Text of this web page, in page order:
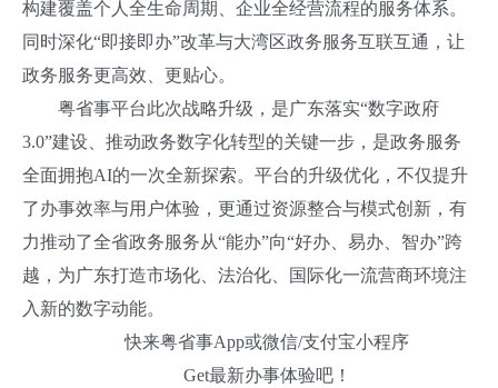
构建覆盖个人全生命周期、企业全经营流程的服务体系。
同时深化“即接即办”改革与大湾区政务服务互联互通，让
政务服务更高效、更贴心。
粤省事平台此次战略升级，是广东落实“数字政府
3.0”建设、推动政务数字化转型的关键一步，是政务服务
全面拥抱AI的一次全新探索。平台的升级优化，不仅提升
了办事效率与用户体验，更通过资源整合与模式创新，有
力推动了全省政务服务从“能办”向“好办、易办、智办”跨
越，为广东打造市场化、法治化、国际化一流营商环境注
入新的数字动能。
快来粤省事App或微信/支付宝小程序
Get最新办事体验吧！